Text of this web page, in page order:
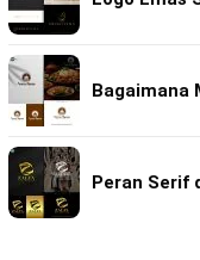
Bagaimana
Peran Serif